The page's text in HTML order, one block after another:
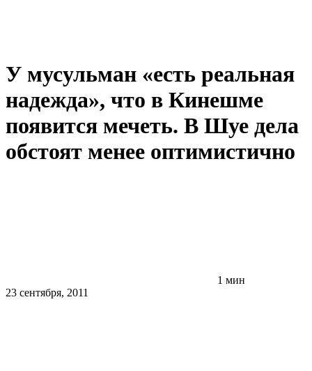
У мусульман «есть реальная
надежда», что в Кинешме
появится мечеть. В Шуе дела
обстоят менее оптимистично
1 мин
23 сентября, 2011